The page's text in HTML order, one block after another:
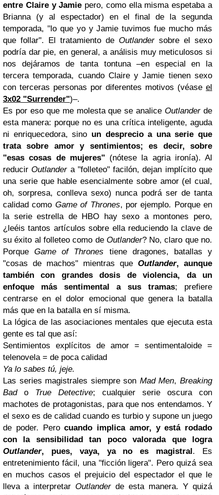
entre Claire y Jamie pero, como ella misma espetaba a
Brianna (y al espectador) en el final de la segunda
temporada, "lo que yo y Jamie tuvimos fue mucho más
que follar". El tratamiento de Outlandersobre el sexo
podría dar pie, en general, a análisis muy meticulosos si
nos dejáramos de tanta tontuna –en especial en la
tercera temporada, cuando Claire y Jamie tienen sexo
con terceras personas por diferentes motivos (véase el
3x02 "Surrender")–.
Es por eso que me molesta que se analice Outlanderde
esta manera: porque no es una crítica inteligente, aguda
ni enriquecedora, sino un desprecio a una serie que
trata sobre amor y sentimientos; es decir, sobre
"esas cosas de mujeres" (nótese la agria ironía). Al
reducir Outlandera "folleteo" facilón, dejan implícito que
una serie que hable esencialmente sobre amor (el cual,
oh, sorpresa, conlleva sexo) nunca podrá ser de tanta
calidad como Game of Thrones, por ejemplo. Porque en
la serie estrella de HBO hay sexo a montones pero,
¿leéis tantos artículos sobre ella reduciendo la clave de
su éxito al folleteo como de Outlander? No, claro que no.
PorqueGame of Thrones tiene dragones, batallas y
"cosas de machos" mientras que Outlander, aunque
también con grandes dosis de violencia, da un
enfoque más sentimental a sus tramas; prefiere
centrarse en el dolor emocional que genera la batalla
más que en la batalla en sí misma.
La lógica de las asociaciones mentales que ejecuta esta
gente es tal que así:
Sentimientos explícitos de amor = sentimentaloide =
telenovela = de poca calidad
Ya lo sabes tú, jeje.
Las series magistrales siempre son Mad Men,Breaking
Bad o True Detective; cualquier serie oscura con
machotes de protagonistas, para que nos entendamos. Y
el sexo es de calidad cuando es turbio y supone un juego
de poder. Perocuando implica amor, y está rodado
con la sensibilidad tan poco valorada que logra
Outlander, pues, vaya, ya no es magistral. Es
entretenimiento fácil, una "ficción ligera". Pero quizá sea
en muchos casos el prejuicio del espectador el que le
lleva a interpretar Outlander de esta manera. Y quizá